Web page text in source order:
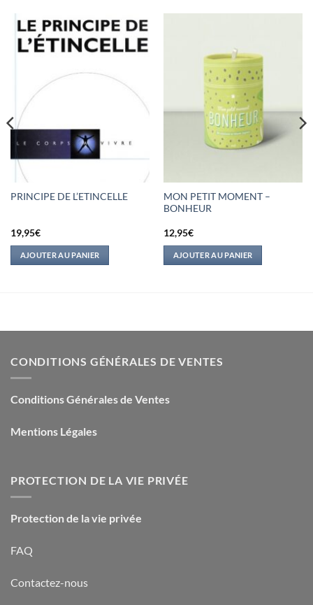
PRINCIPE DE L’ETINCELLE
19,95€
AJOUTER AU PANIER
MON PETIT MOMENT –
BONHEUR
12,95€
AJOUTER AU PANIER
CONDITIONS GÉNÉRALES DE VENTES
Conditions Générales de Ventes
Mentions Légales
PROTECTION DE LA VIE PRIVÉE
Protection de la vie privée
FAQ
Contactez-nous